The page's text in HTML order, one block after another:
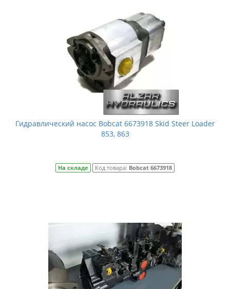
Гидравлический насос Bobcat 6673918 Skid Steer Loader
853, 863
На складе Код товара: Bobcat 6673918